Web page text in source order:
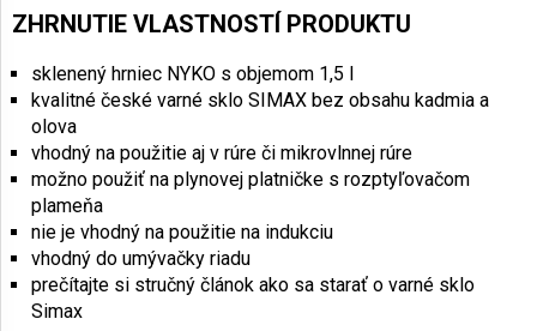
ZHRNUTIE VLASTNOSTÍ PRODUKTU
sklenený hrniec NYKO s objemom 1,5 l
kvalitné české varné sklo SIMAX bez obsahu kadmia a
olova
vhodný na použitie aj v rúre či mikrovlnnej rúre
možno použiť na plynovej platničke s rozptyľovačom
plameňa
nie je vhodný na použitie na indukciu
vhodný do umývačky riadu
prečítajte si stručný článok ako sa starať o varné sklo
Simax